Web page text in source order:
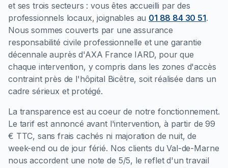
et ses trois secteurs : vous êtes accueilli par des
professionnels locaux, joignables au 01 88 84 30 51.
Nous sommes couverts par une assurance
responsabilité civile professionnelle et une garantie
décennale auprès d'AXA France IARD, pour que
chaque intervention, y compris dans les zones d'accès
contraint près de l'hôpital Bicêtre, soit réalisée dans un
cadre sérieux et protégé.
La transparence est au coeur de notre fonctionnement.
Le tarif est annoncé avant l'intervention, à partir de 99
€ TTC, sans frais cachés ni majoration de nuit, de
week-end ou de jour férié. Nos clients du Val-de-Marne
nous accordent une note de 5/5, le reflet d'un travail